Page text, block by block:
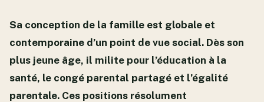
Sa conception de la famille est globale et
contemporaine d’un point de vue social. Dès son
plus jeune âge, il milite pour l’éducation à la
santé, le congé parental partagé et l’égalité
parentale. Ces positions résolument